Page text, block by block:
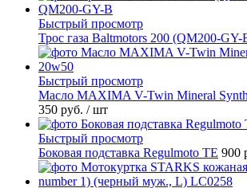
Быстрый просмотр
Трос газа Baltmotors 200 (QM200-GY-
Быстрый просмотр
Масло MAXIMA V-Twin Mineral
350 руб. / шт
Быстрый просмотр
Боковая подставка Regulmoto TE 900